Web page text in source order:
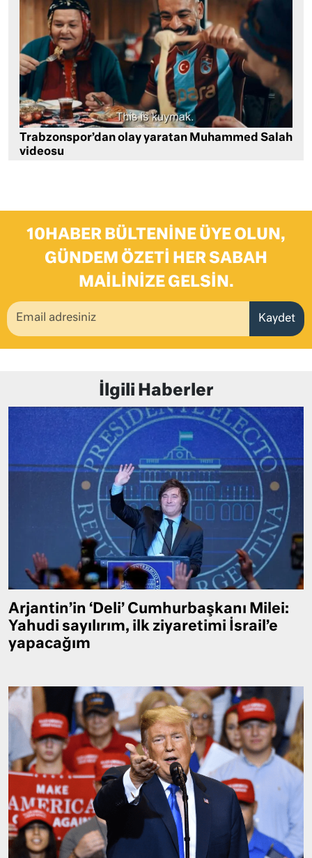
Trabzonspor’dan olay yaratan Muhammed Salah
videosu
10HABER BÜLTENINE ÜYE OLUN,
GÜNDEM ÖZETI HER SABAH
MAILINIZE GELSIN.
Kaydet
İlgili Haberler
Arjantin’in ‘Deli’ Cumhurbaşkanı Milei:
Yahudi sayılırım, ilk ziyaretimi İsrail’e
yapacağım